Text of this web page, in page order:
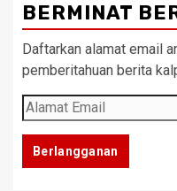
BERMINAT
Daftarkan alamat email
pemberitahuan berita
Alamat
Email
Berlangganan